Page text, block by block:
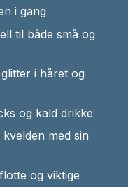
i gang
til både små og
i håret og
og kald drikke
med sin
og viktige